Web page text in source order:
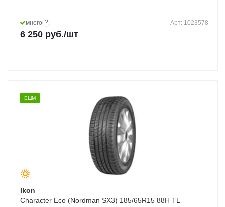
много ? Арт: 1023578
6 250 руб./шт
БШМ
Ikon
Character Eco (Nordman SX3) 185/65R15 88H TL